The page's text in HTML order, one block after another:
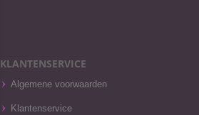
KLANTENSERVICE
Algemene voorwaarden
Klantenservice